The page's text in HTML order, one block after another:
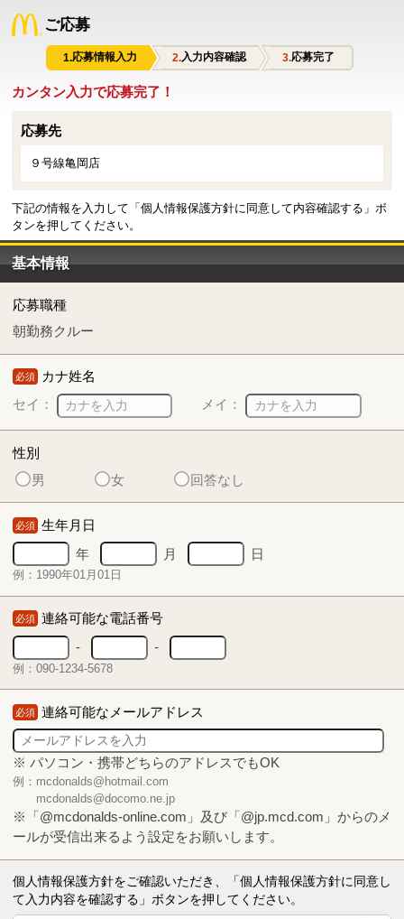
ご応募
応募情報入力 入力内容確認 応募完了
カンタン入力で応募完了！
応募先
９号線亀岡店
下記の情報を入力して「個人情報保護方針に同意して内容確認する」ボ
タンを押してください。
基本情報
応募職種
朝勤務クルー
必須 カナ姓名
セイ：
メイ：
性別
男
女 回答なし
必須 生年月日
年
月 日
例：1990年01月01日
必須 連絡可能な電話番号
-
-
例：090-1234-5678
必須 連絡可能なメールアドレス
※ パソコン・携帯どちらのアドレスでもOK
例：mcdonalds@hotmail.com
mcdonalds@docomo.ne.jp
※「@mcdonalds-online.com」及び「@jp.mcd.com」からのメ
ールが受信出来るよう設定をお願いします。
個人情報保護方針をご確認いただき、「個人情報保護方針に同意し
て入力内容を確認する」ボタンを押してください。